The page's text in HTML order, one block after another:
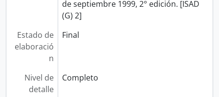
de septiembre 1999, 2° edición. [ISAD
(G) 2]
Estado de
elaboració
n
Final
Nivel de
detalle
Completo